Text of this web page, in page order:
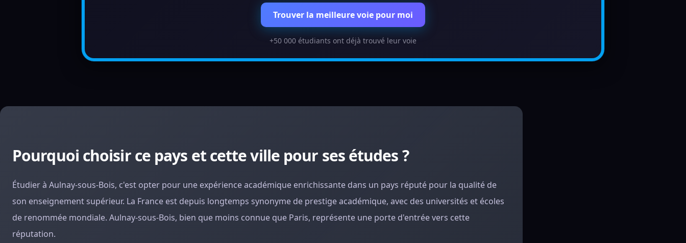
Trouver la meilleure voie pour moi
+50 000 étudiants ont déjà trouvé leur voie
Pourquoi choisir ce pays et cette ville pour ses études ?
Étudier à Aulnay-sous-Bois, c'est opter pour une expérience académique enrichissante dans un pays réputé pour la qualité de
son enseignement supérieur. La France est depuis longtemps synonyme de prestige académique, avec des universités et écoles
de renommée mondiale. Aulnay-sous-Bois, bien que moins connue que Paris, représente une porte d'entrée vers cette
réputation.